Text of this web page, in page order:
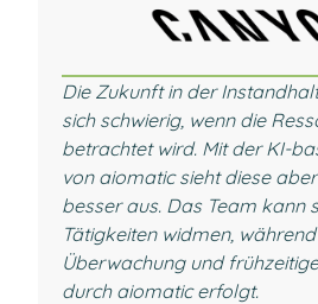
Die Zukunft in der
sich schwierig, wenn die
betrachtet wird. Mit der KI-
von aiomatic sieht diese
besser aus. Das Team kann
Tätigkeiten widmen,
Überwachung und
durch aiomatic erfolgt.